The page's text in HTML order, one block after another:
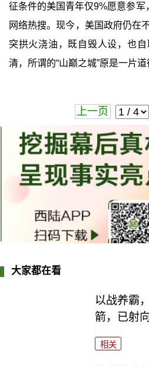
征条件的美国青年仅9%愿意参军
网络热搜。现今，美国政府仍在
突拱火浇油，既自毁人设，也
清，所谓的“山巅之城”原是一片道
上一页
大家都在看
以战养霸
箭，已射
相关